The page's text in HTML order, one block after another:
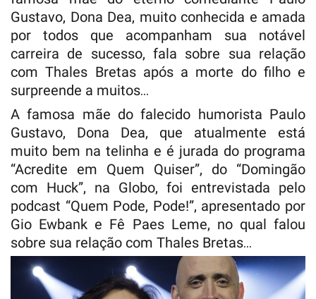
Gustavo, Dona Dea, muito conhecida e amada
por todos que acompanham sua notável
carreira de sucesso, fala sobre sua relação
com Thales Bretas após a morte do filho e
surpreende a muitos…
A famosa mãe do falecido humorista Paulo
Gustavo, Dona Dea, que atualmente está
muito bem na telinha e é jurada do programa
“Acredite em Quem Quiser”, do “Domingão
com Huck”, na Globo, foi entrevistada pelo
podcast “Quem Pode, Pode!”, apresentado por
Gio Ewbank e Fê Paes Leme, no qual falou
sobre sua relação com Thales Bretas…